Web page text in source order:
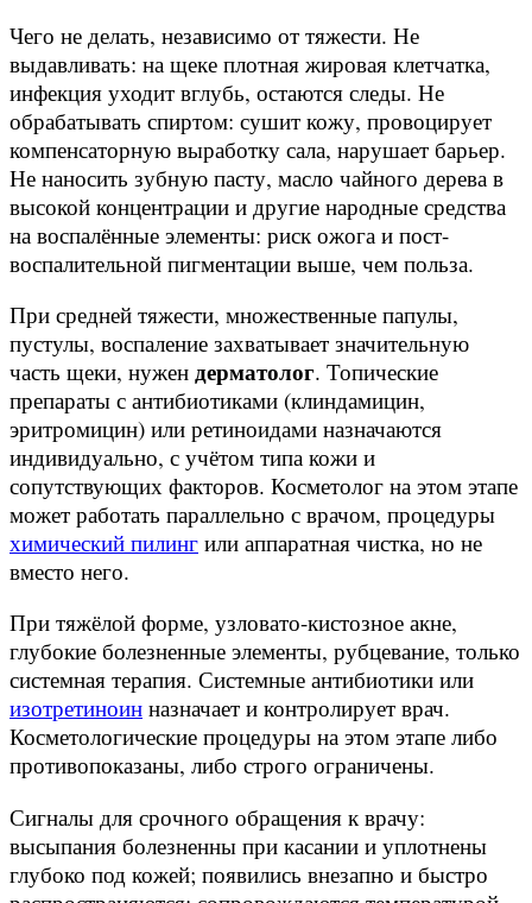
Чего не делать, независимо от тяжести. Не
выдавливать: на щеке плотная жировая клетчатка,
инфекция уходит вглубь, остаются следы. Не
обрабатывать спиртом: сушит кожу, провоцирует
компенсаторную выработку сала, нарушает барьер.
Не наносить зубную пасту, масло чайного дерева в
высокой концентрации и другие народные средства
на воспалённые элементы: риск ожога и пост-
воспалительной пигментации выше, чем польза.
При средней тяжести, множественные папулы,
пустулы, воспаление захватывает значительную
часть щеки, нужен дерматолог. Топические
препараты с антибиотиками (клиндамицин,
эритромицин) или ретиноидами назначаются
индивидуально, с учётом типа кожи и
сопутствующих факторов. Косметолог на этом этапе
может работать параллельно с врачом, процедуры
химический пилинг или аппаратная чистка, но не
вместо него.
При тяжёлой форме, узловато-кистозное акне,
глубокие болезненные элементы, рубцевание, только
системная терапия. Системные антибиотики или
изотретиноин назначает и контролирует врач.
Косметологические процедуры на этом этапе либо
противопоказаны, либо строго ограничены.
Сигналы для срочного обращения к врачу:
высыпания болезненны при касании и уплотнены
глубоко под кожей; появились внезапно и быстро